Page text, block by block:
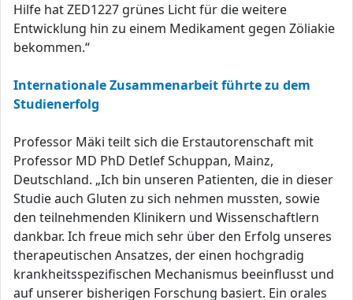
Hilfe hat ZED1227 grünes Licht für die weitere
Entwicklung hin zu einem Medikament gegen Zöliakie
bekommen.“
Internationale Zusammenarbeit führte zu dem
Studienerfolg
Professor Mäki teilt sich die Erstautorenschaft mit
Professor MD PhD Detlef Schuppan, Mainz,
Deutschland. „Ich bin unseren Patienten, die in dieser
Studie auch Gluten zu sich nehmen mussten, sowie
den teilnehmenden Klinikern und Wissenschaftlern
dankbar. Ich freue mich sehr über den Erfolg unseres
therapeutischen Ansatzes, der einen hochgradig
krankheitsspezifischen Mechanismus beeinflusst und
auf unserer bisherigen Forschung basiert. Ein orales